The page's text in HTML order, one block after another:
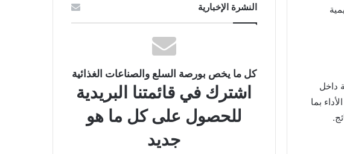
داخل
بما
النشرة الإخبارية
كل ما يخص بورصة السلع والصناعات الغذائية
اشترك في قائمتنا البريدية
للحصول على كل ما هو
جديد